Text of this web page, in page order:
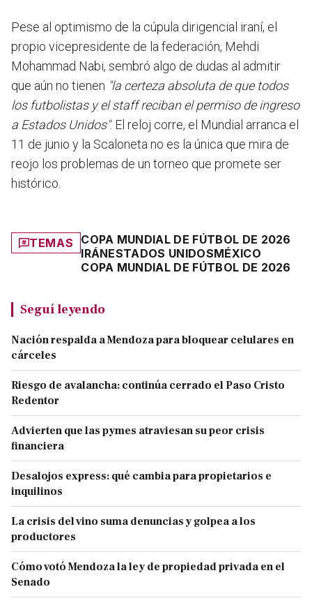
Pese al optimismo de la cúpula dirigencial iraní, el
propio vicepresidente de la federación, Mehdi
Mohammad Nabi, sembró algo de dudas al admitir
que aún no tienen "la certeza absoluta de que todos
los futbolistas y el staff reciban el permiso de ingreso
a Estados Unidos". El reloj corre, el Mundial arranca el
11 de junio y la Scaloneta no es la única que mira de
reojo los problemas de un torneo que promete ser
histórico.
TEMAS
COPA MUNDIAL DE FÚTBOL DE 2026
IRÁNESTADOS UNIDOSMÉXICO
COPA MUNDIAL DE FÚTBOL DE 2026
Seguí leyendo
Nación respalda a Mendoza para bloquear celulares en
cárceles
Riesgo de avalancha: continúa cerrado el Paso Cristo
Redentor
Advierten que las pymes atraviesan su peor crisis
financiera
Desalojos express: qué cambia para propietarios e
inquilinos
La crisis del vino suma denuncias y golpea a los
productores
Cómo votó Mendoza la ley de propiedad privada en el
Senado